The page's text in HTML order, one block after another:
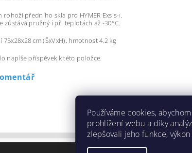
rohoží předního skla pro HYMER Exsis-i.
zůstává pružný i při teplotách až -30°C.
75x28x28 cm (ŠxVxH), hmotnost 4,2 kg
napíše příspěvek k této položce.
Používáme cookies,
prohlížení webu a díky
zlepšovali jeho funkce,